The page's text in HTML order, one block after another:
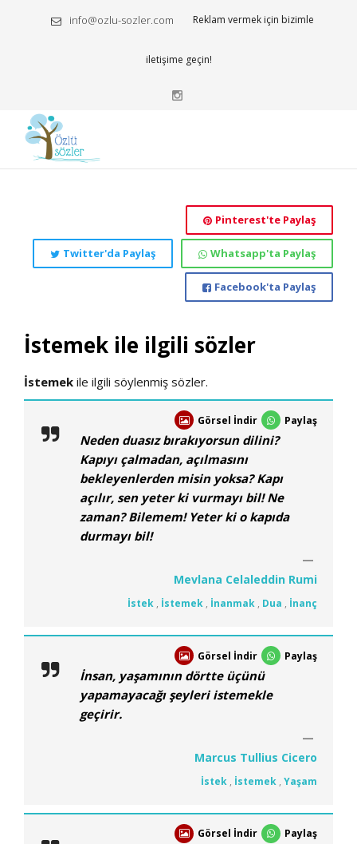
info@ozlu-sozler.com Reklam vermek için bizimle
iletişime geçin!
Pinterest'te Paylaş
Whatsapp'ta Paylaş
Twitter'da Paylaş
Facebook'ta Paylaş
İstemek ile ilgili sözler
İstemek ile ilgili söylenmiş sözler.
Görsel İndir Paylaş
Neden duasız bırakıyorsun dilini?
Kapıyı çalmadan, açılmasını
bekleyenlerden misin yoksa? Kapı
açılır, sen yeter ki vurmayı bil! Ne
zaman? Bilemem! Yeter ki o kapıda
durmayı bil!
Mevlana Celaleddin Rumi
İstek , İstemek , İnanmak , Dua , İnanç
Görsel İndir Paylaş
İnsan, yaşamının dörtte üçünü
yapamayacağı şeyleri istemekle
geçirir.
Marcus Tullius Cicero
İstek , İstemek , Yaşam
Görsel İndir Paylaş